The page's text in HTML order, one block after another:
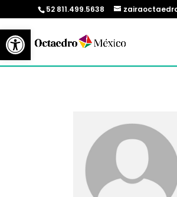
Abrir barra de herramientas
52 811.499.5638